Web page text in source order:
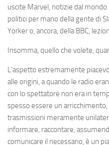
uscite Marvel, notizie dal
politici per mano della gente di
Yorker o, ancora, della BBC,
Insomma, quello che volete,
L’aspetto estremamente
alle origini, a quando le radio
con lo spettatore non era in
spesso essere un
trasmissioni meramente
informare, raccontare,
comunicare il necessario, è un